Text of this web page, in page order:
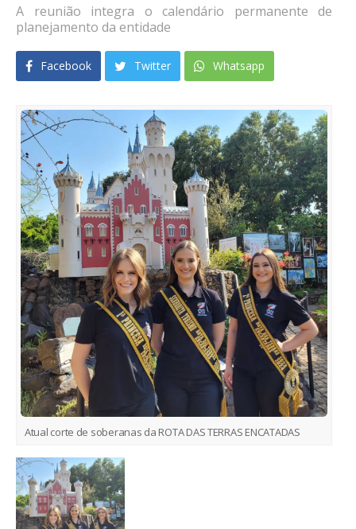
A reunião integra o calendário permanente de
planejamento da entidade
Facebook Twitter Whatsapp
Atual corte de soberanas da ROTA DAS TERRAS ENCATADAS